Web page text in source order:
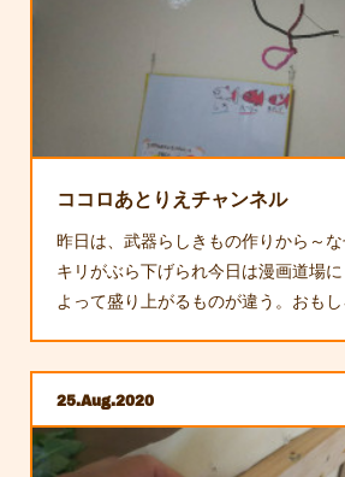
ココロあとりえチャンネル
昨日は、武器らしきもの作りから～
キリがぶら下げられ今日は漫画道場
よって盛り上がるものが違う。おも
25 Aug 2020